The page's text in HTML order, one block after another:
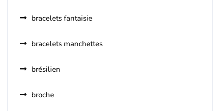
bracelets fantaisie
bracelets manchettes
brésilien
broche